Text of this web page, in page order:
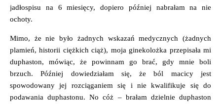
jadłospisu na 6 miesięcy, dopiero później nabrałam na nie
ochoty.
Mimo, że nie było żadnych wskazań medycznych (żadnych
plamień, historii ciężkich ciąż), moja ginekolożka przepisała mi
duphaston, mówiąc, że powinnam go brać, gdy mnie boli
brzuch. Później dowiedziałam się, że ból macicy jest
spowodowany jej rozciąganiem się i nie kwalifikuje się do
podawania duphastonu. No cóż – brałam dzielnie duphaston